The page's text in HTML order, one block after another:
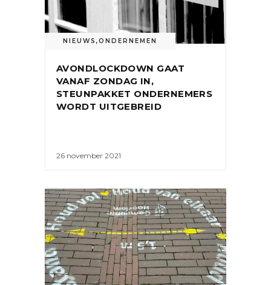
NIEUWS ,ONDERNEMEN
AVONDLOCKDOWN GAAT
VANAF ZONDAG IN,
STEUNPAKKET ONDERNEMERS
WORDT UITGEBREID
26 november 2021